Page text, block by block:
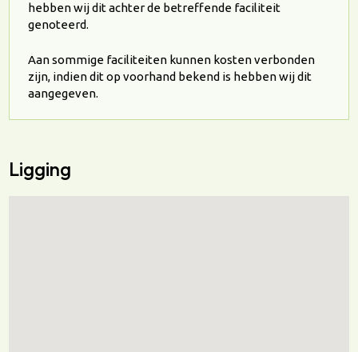
hebben wij dit achter de betreffende faciliteit
genoteerd.
Aan sommige faciliteiten kunnen kosten verbonden
zijn, indien dit op voorhand bekend is hebben wij dit
aangegeven.
Ligging